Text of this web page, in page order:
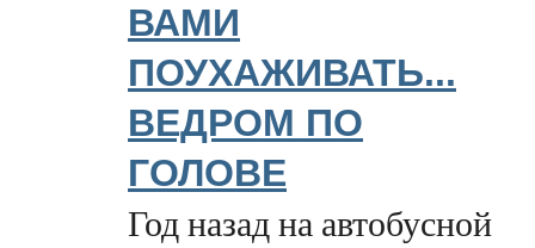
ВАМИ
ПОУХАЖИВАТЬ...
ВЕДРОМ ПО
ГОЛОВЕ
Год назад на автобусной